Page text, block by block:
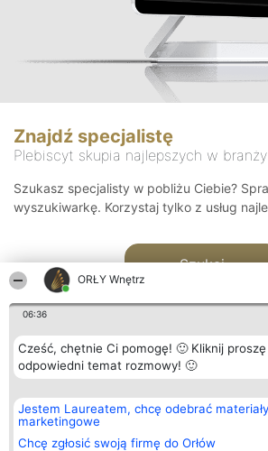
ORŁY Wnętrz
06:36
Cześć, chętnie Ci pomogę! 🙂 Kliknij
odpowiedni temat rozmowy! 🙂
Jestem Laureatem, chcę odebrać materiały
marketingowe
Chcę zgłosić swoją firmę do Orłów
Znajdź specjalistę
Plebiscyt skupia najlepszych w branży
Szukasz specjalisty w pobliżu Ciebie?
wyszukiwarkę. Korzystaj tylko z usług
Szukaj
Organizator plebiscytu
Bright Side Solutions sp. z o.
o. sp. k.
ul. Ruska 22
Plebiscyt
Laureaci
wszystkich